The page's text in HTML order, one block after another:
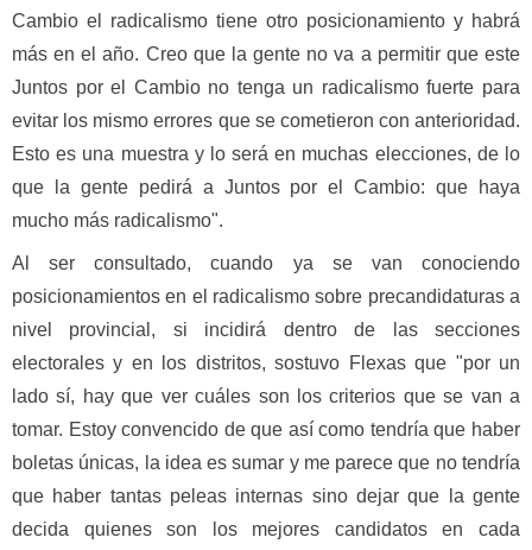
Cambio el radicalismo tiene otro posicionamiento y habrá
más en el año. Creo que la gente no va a permitir que este
Juntos por el Cambio no tenga un radicalismo fuerte para
evitar los mismo errores que se cometieron con anterioridad.
Esto es una muestra y lo será en muchas elecciones, de lo
que la gente pedirá a Juntos por el Cambio: que haya
mucho más radicalismo".
Al ser consultado, cuando ya se van conociendo
posicionamientos en el radicalismo sobre precandidaturas a
nivel provincial, si incidirá dentro de las secciones
electorales y en los distritos, sostuvo Flexas que "por un
lado sí, hay que ver cuáles son los criterios que se van a
tomar. Estoy convencido de que así como tendría que haber
boletas únicas, la idea es sumar y me parece que no tendría
que haber tantas peleas internas sino dejar que la gente
decida quienes son los mejores candidatos en cada